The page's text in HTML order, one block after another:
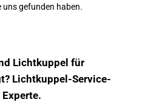
uns gefunden haben.
Lichtkuppel für
Lichtkuppel-Service-